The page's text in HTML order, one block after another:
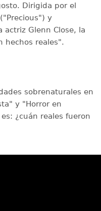
Dirigida por el
y
actriz Glenn Close, la
hechos reales".
sobrenaturales en
y "Horror en
¿cuán reales fueron